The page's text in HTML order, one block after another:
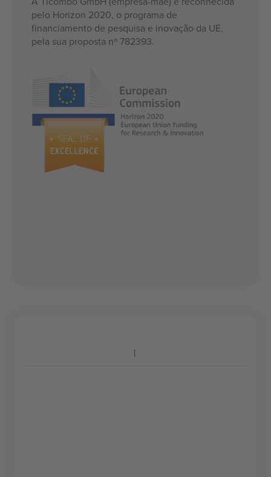
pelo Horizon 2020, o programa de
financiamento de pesquisa e inovação da UE,
pela sua proposta nº 782393.